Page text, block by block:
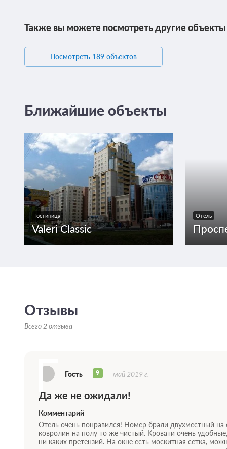
Также вы можете посмотреть другие
Посмотреть 189 объектов
Ближайшие объекты
Гостиница
Valeri Classic
Отель
Отзывы
Всего 2 отзыва
Г Гость 9 май 2019 г.
Да же не ожидали!
Комментарий
Отель очень понравился! Номер брали двухместный
ковролин на полу то же чистый. Кровати очень
ни каких претензий. На окне есть москитная сетка,